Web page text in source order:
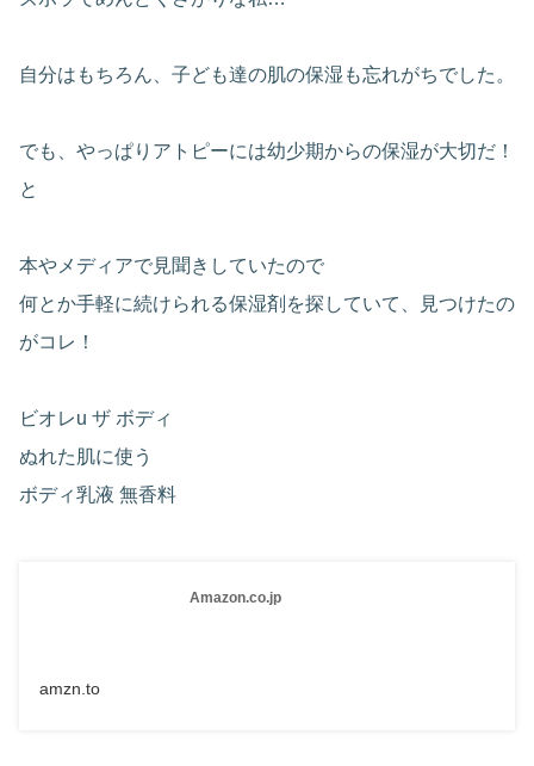
自分はもちろん、子ども達の肌の保湿も忘れがちでした。
でも、やっぱりアトピーには幼少期からの保湿が大切だ！
と
本やメディアで見聞きしていたので
何とか手軽に続けられる保湿剤を探していて、見つけたの
がコレ！
ビオレu ザ ボディ
ぬれた肌に使う
ボディ乳液 無香料
Amazon.co.jp
amzn.to